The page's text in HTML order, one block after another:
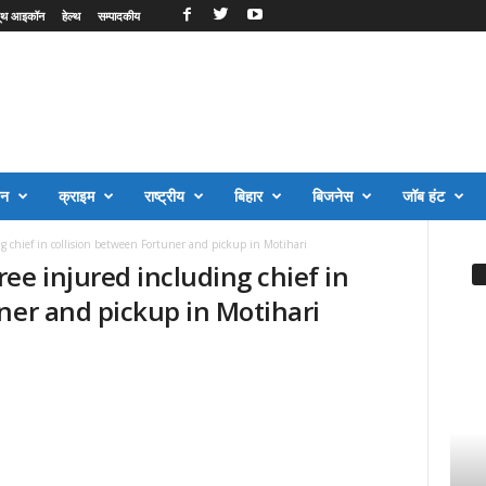
आइकॉन हेल्थ सम्पादकीय
क्राइम राष्ट्रीय बिहार बिजनेस जॉब हंट
chief in collision between Fortuner and pickup in Motihari
injured including chief in
and pickup in Motihari